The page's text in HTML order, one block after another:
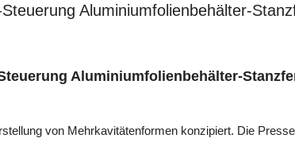
Aluminiumfolienbehälter-
Aluminiumfolienbehälter-
von Mehrkavitätenformen konzipiert. Die